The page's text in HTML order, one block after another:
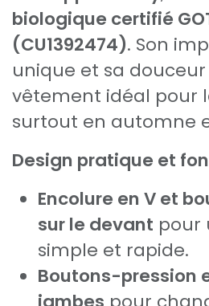
biologique certifié
(CU1392474). Son
unique et sa
vêtement idéal pour
surtout en automne
Design pratique et
Encolure en V et
sur le devant pour
simple et rapide.
Boutons-pression